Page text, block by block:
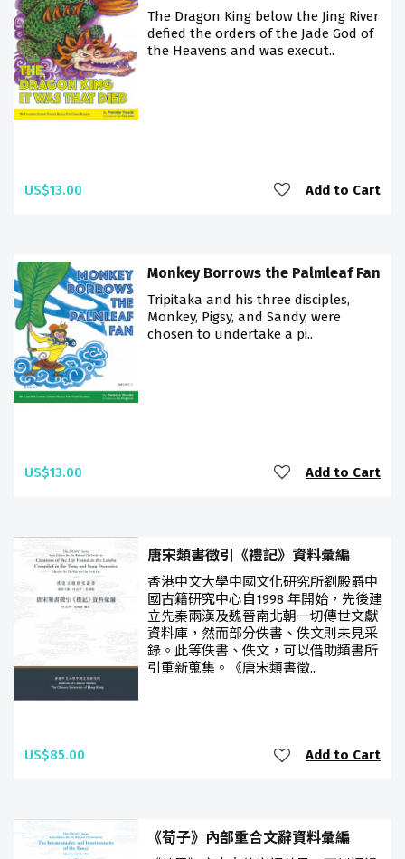
The Dragon King below the Jing River
defied the orders of the Jade God of
the Heavens and was execut..
US$13.00 Add to Cart
Monkey Borrows the Palmleaf Fan
Tripitaka and his three disciples,
Monkey, Pigsy, and Sandy, were
chosen to undertake a pi..
US$13.00 Add to Cart
唐宋類書徵引《禮記》資料彙編
香港中文大學中國文化研究所劉殿爵中
國古籍研究中心自1998 年開始，先後建
立先秦兩漢及魏晉南北朝一切傳世文獻
資料庫，然而部分佚書、佚文則未見采
錄。此等佚書、佚文，可以借助類書所
引重新蒐集。《唐宋類書徵..
US$85.00 Add to Cart
《荀子》內部重合文辭資料彙編